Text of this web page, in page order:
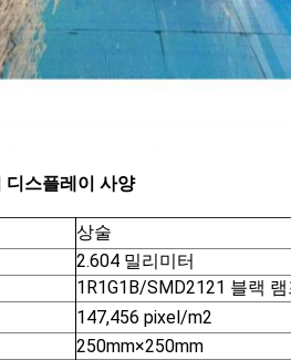
디스플레이 사양
상술
2.604 밀리미터
1R1G1B/SMD2121 블랙
147,456 pixel/m2
250mm×250mm